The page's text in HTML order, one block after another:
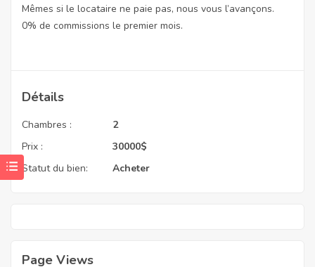
Mêmes si le locataire ne paie pas, nous vous l’avançons.
0% de commissions le premier mois.
Détails
Chambres :
2
Prix :
30000$
Statut du bien:
Acheter
Page Views